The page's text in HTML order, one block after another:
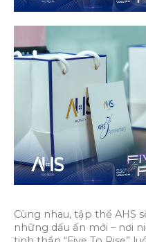
Cùng nhau, tập thể AHS
những dấu ấn mới – nơi